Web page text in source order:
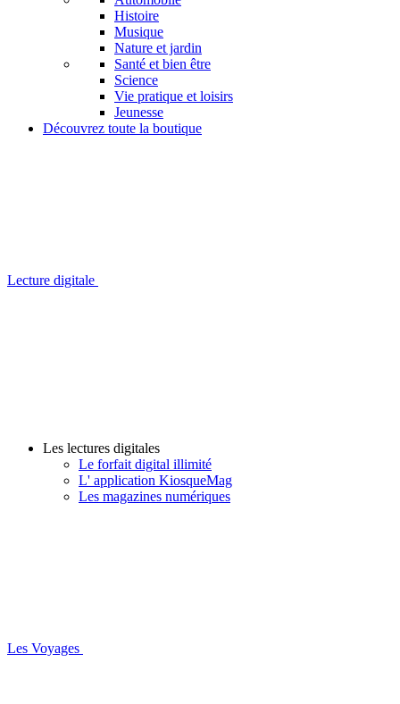
Histoire
Musique
Nature et jardin
Santé et bien être
Science
Vie pratique et loisirs
Jeunesse
Découvrez toute la boutique
Lecture digitale
Les lectures digitales
Le forfait digital illimité
L' application KiosqueMag
Les magazines numériques
Les Voyages